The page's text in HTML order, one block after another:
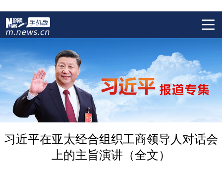
习近平在亚太经合组织工商领导人对话会
上的主旨演讲（全文）